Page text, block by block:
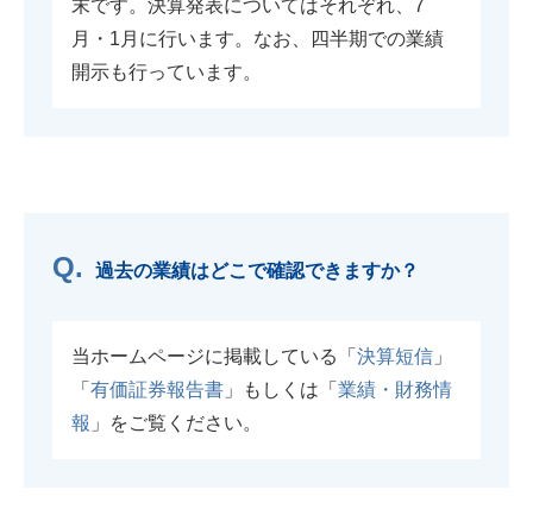
末です。決算発表についてはそれぞれ、7
月・1月に行います。なお、四半期での業績
開示も行っています。
過去の業績はどこで確認できますか？
当ホームページに掲載している「 決算短信 」
「 有価証券報告書 」もしくは「 業績・財務情
報 」をご覧ください。